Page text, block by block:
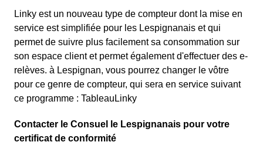
Linky est un nouveau type de compteur dont la mise en
service est simplifiée pour les Lespignanais et qui
permet de suivre plus facilement sa consommation sur
son espace client et permet également d'effectuer des e-
relèves. à Lespignan, vous pourrez changer le vôtre
pour ce genre de compteur, qui sera en service suivant
ce programme : TableauLinky
Contacter le Consuel le Lespignanais pour votre
certificat de conformité